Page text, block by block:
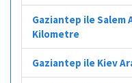
Gaziantep ile Salem
Kilometre
Gaziantep ile Kiev